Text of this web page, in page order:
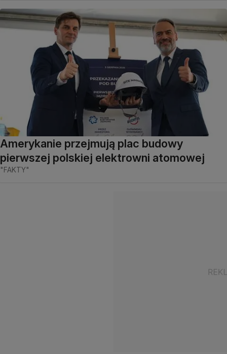
Amerykanie przejmują plac budowy
pierwszej polskiej elektrowni atomowej
"FAKTY"